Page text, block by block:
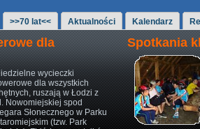
>>70 lat<< Aktualności Kalendarz
dla
wycieczki
dla wszystkich
ruszają w Łodzi z
Nowomiejskiej spod
Słonecznego w Parku
(tzw. Park
Spotkania